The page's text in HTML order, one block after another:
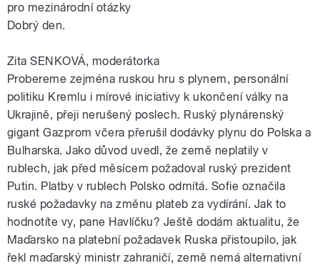
pro mezinárodní otázky
Dobrý den.
Zita SENKOVÁ, moderátorka
Probereme zejména ruskou hru s plynem, personální
politiku Kremlu i mírové iniciativy k ukončení války na
Ukrajině, přeji nerušený poslech. Ruský plynárenský
gigant Gazprom včera přerušil dodávky plynu do Polska a
Bulharska. Jako důvod uvedl, že země neplatily v
rublech, jak před měsícem požadoval ruský prezident
Putin. Platby v rublech Polsko odmítá. Sofie označila
ruské požadavky na změnu plateb za vydírání. Jak to
hodnotíte vy, pane Havlíčku? Ještě dodám aktualitu, že
Maďarsko na platební požadavek Ruska přistoupilo, jak
řekl maďarský ministr zahraničí, země nemá alternativní